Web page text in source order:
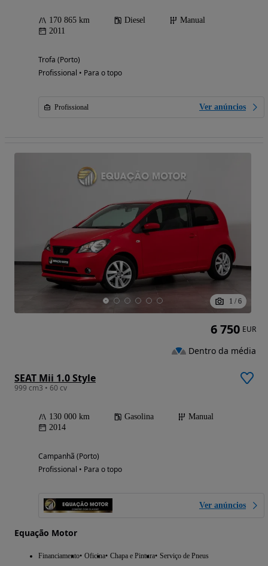
170 865 km Diesel
Manual
2011
Trofa (Porto)
Profissional • Para o topo
Profissional Ver anúncios
1 / 6
SEAT Mii 1.0 Style
999 cm3 • 60 cv
130 000 km Gasolina
Manual
2014
Campanhã (Porto)
Profissional • Para o topo
Ver anúncios
Equação Motor
Financiamento Oficina Chapa e Pintura Serviço de Pneus
6 750 EUR
Dentro da média